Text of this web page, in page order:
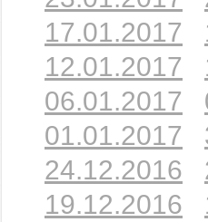
17.01.2017
12.01.2017
06.01.2017
01.01.2017
24.12.2016
19.12.2016